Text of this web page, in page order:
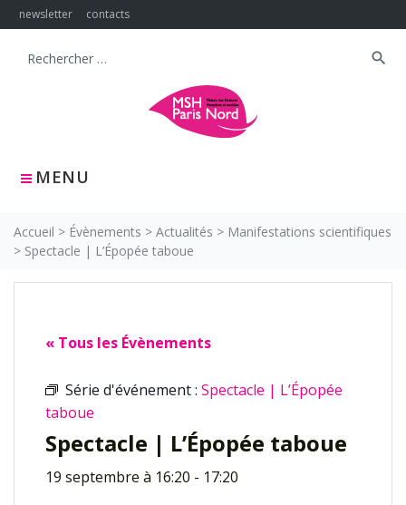
Skip
to
newsletter contacts
MENU
Search
search
Accueil > Évènements > Actualités > Manifestations scientifiques
> Spectacle | L’Épopée taboue
« Tous les Évènements
Série d'événement : Spectacle | L’Épopée
taboue
Spectacle | L’Épopée taboue
19 septembre à 16:20 - 17:20